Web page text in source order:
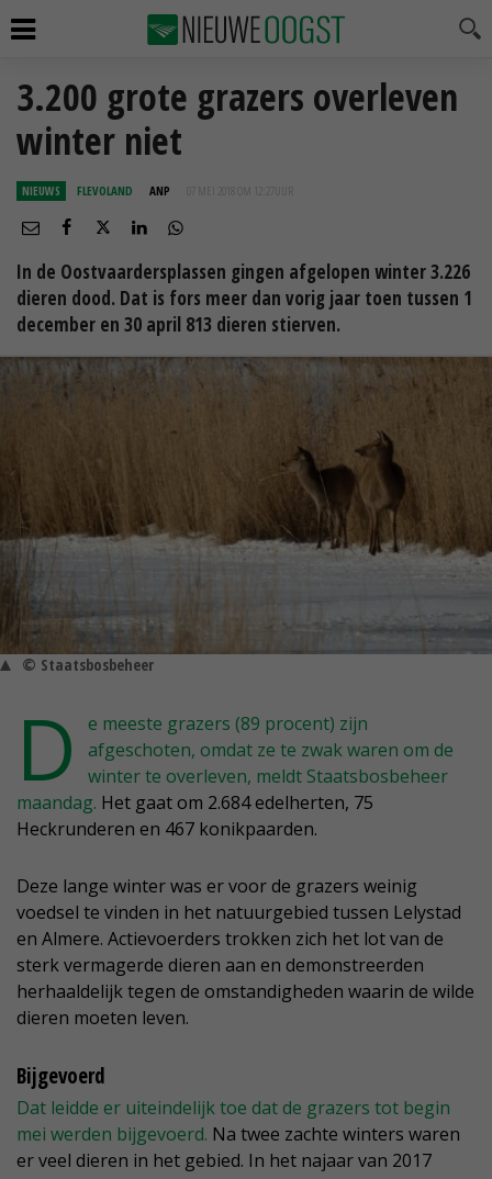
3.200 grote grazers overleven
winter niet
NIEUWS FLEVOLAND ANP 07 MEI 2018 OM 12:27
In de Oostvaardersplassen gingen afgelopen winter 3.226
dieren dood. Dat is fors meer dan vorig jaar toen tussen 1
december en 30 april 813 dieren stierven.
© Staatsbosbeheer
D
e meeste grazers (89 procent) zijn
afgeschoten, omdat ze te zwak waren om de
winter te overleven, meldt Staatsbosbeheer
maandag. Het gaat om 2.684 edelherten, 75
Heckrunderen en 467 konikpaarden.
Deze lange winter was er voor de grazers weinig
voedsel te vinden in het natuurgebied tussen Lelystad
en Almere. Actievoerders trokken zich het lot van de
sterk vermagerde dieren aan en demonstreerden
herhaaldelijk tegen de omstandigheden waarin de wilde
dieren moeten leven.
Bijgevoerd
Dat leidde er uiteindelijk toe dat de grazers tot begin
mei werden bijgevoerd. Na twee zachte winters waren
er veel dieren in het gebied. In het najaar van 2017